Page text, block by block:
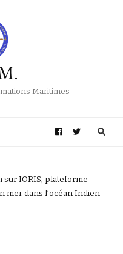
Maritimes
sur IORIS, plateforme
mer dans l’océan Indien